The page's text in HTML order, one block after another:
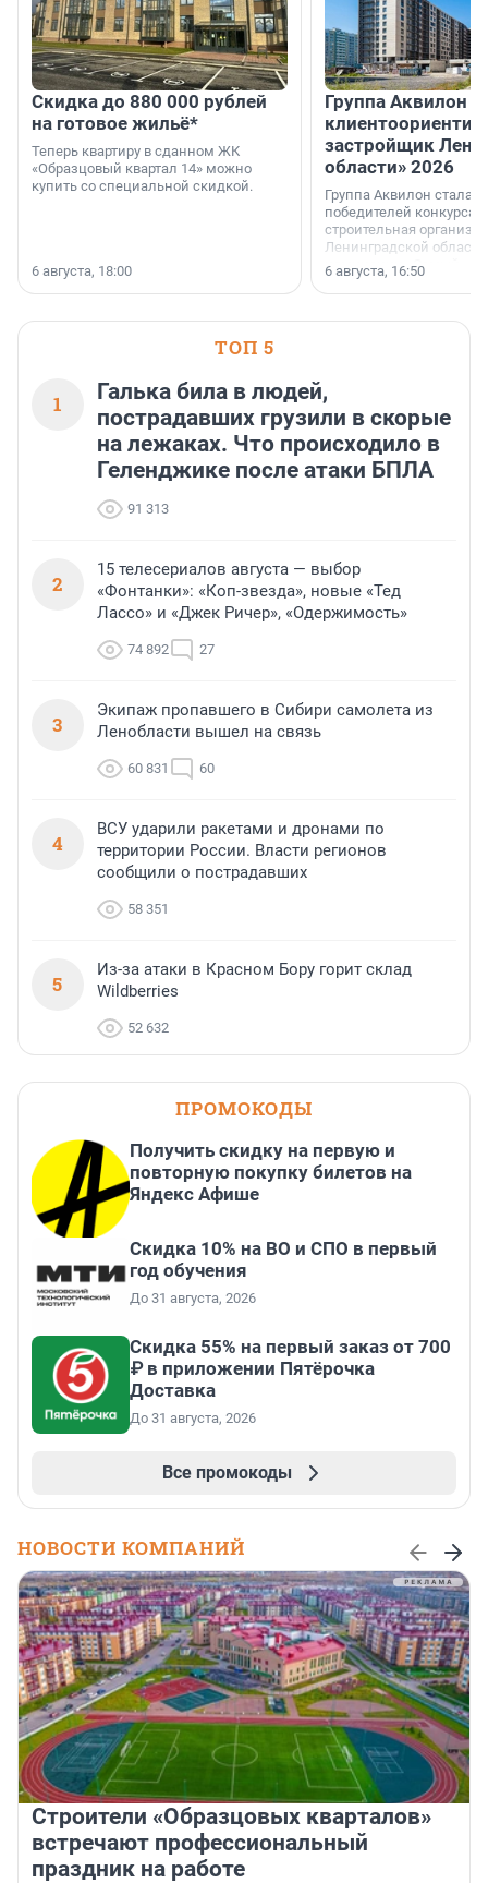
Скидка до 880 000 рублей
на готовое жильё*
Теперь квартиру в сданном ЖК
«Образцовый квартал 14» можно
купить со специальной скидкой.
6 августа, 18:00
Группа Аквилон
застройщик
области» 2026
Группа Аквилон стала
победителей конкурса
строительная
Ленинградской области
номинации «Самый
застройщик
6 августа, 16:50
ТОП 5
1
Галька била в людей,
пострадавших грузили в скорые
на лежаках. Что происходило в
Геленджике после атаки БПЛА
91 313
2
15 телесериалов августа — выбор
«Фонтанки»: «Коп-звезда», новые «Тед
Лассо» и «Джек Ричер», «Одержимость»
74 892 27
3
Экипаж пропавшего в Сибири самолета из
Ленобласти вышел на связь
60 831 60
4
ВСУ ударили ракетами и дронами по
территории России. Власти регионов
сообщили о пострадавших
58 351
5
Из-за атаки в Красном Бору горит склад
Wildberries
52 632
ПРОМОКОДЫ
Получить скидку на первую и
повторную покупку билетов на
Яндекс Афише
Скидка 10% на ВО и СПО в первый
год обучения
До 31 августа, 2026
Скидка 55% на первый заказ от 700
₽ в приложении Пятёрочка
Доставка
До 31 августа, 2026
Все промокоды
НОВОСТИ КОМПАНИЙ
Строители «Образцовых кварталов»
встречают профессиональный
праздник на работе